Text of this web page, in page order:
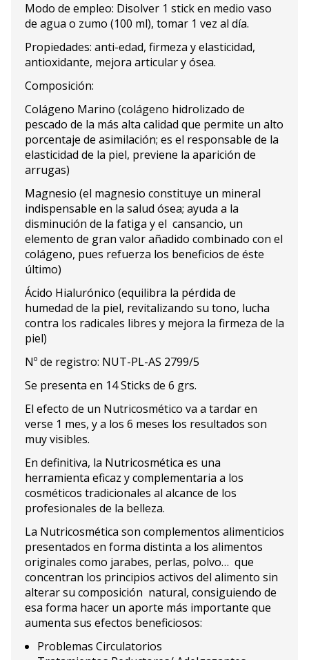
Modo de empleo: Disolver 1 stick en medio vaso
de agua o zumo (100 ml), tomar 1 vez al día.
Propiedades: anti-edad, firmeza y elasticidad,
antioxidante, mejora articular y ósea.
Composición:
Colágeno Marino (colágeno hidrolizado de
pescado de la más alta calidad que permite un alto
porcentaje de asimilación; es el responsable de la
elasticidad de la piel, previene la aparición de
arrugas)
Magnesio (el magnesio constituye un mineral
indispensable en la salud ósea; ayuda a la
disminución de la fatiga y el cansancio, un
elemento de gran valor añadido combinado con el
colágeno, pues refuerza los beneficios de éste
último)
Ácido Hialurónico (equilibra la pérdida de
humedad de la piel, revitalizando su tono, lucha
contra los radicales libres y mejora la firmeza de la
piel)
Nº de registro: NUT-PL-AS 2799/5
Se presenta en 14 Sticks de 6 grs.
El efecto de un Nutricosmético va a tardar en
verse 1 mes, y a los 6 meses los resultados son
muy visibles.
En definitiva, la Nutricosmética es una
herramienta eficaz y complementaria a los
cosméticos tradicionales al alcance de los
profesionales de la belleza.
La Nutricosmética son complementos alimenticios
presentados en forma distinta a los alimentos
originales como jarabes, perlas, polvo… que
concentran los principios activos del alimento sin
alterar su composición natural, consiguiendo de
esa forma hacer un aporte más importante que
aumenta sus efectos beneficiosos:
Problemas Circulatorios